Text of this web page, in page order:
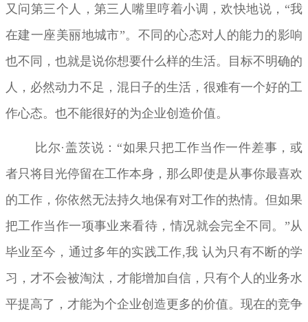
又问第三个人，第三人嘴里哼着小调，欢快地说，“我
在建一座美丽地城市”。不同的心态对人的能力的影响
也不同，也就是说你想要什么样的生活。目标不明确的
人，必然动力不足，混日子的生活，很难有一个好的工
作心态。也不能很好的为企业创造价值。
比尔·盖茨说：“如果只把工作当作一件差事，或
者只将目光停留在工作本身，那么即使是从事你最喜欢
的工作，你依然无法持久地保有对工作的热情。但如果
把工作当作一项事业来看待，情况就会完全不同。”从
毕业至今，通过多年的实践工作,我 认为只有不断的学
习，才不会被淘汰，才能增加自信，只有个人的业务水
平提高了，才能为个企业创造更多的价值。现在的竞争